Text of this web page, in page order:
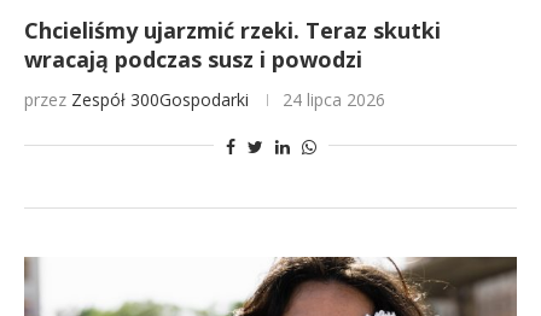
Chcieliśmy ujarzmić rzeki. Teraz skutki
wracają podczas susz i powodzi
przez Zespół 300Gospodarki 24 lipca 2026